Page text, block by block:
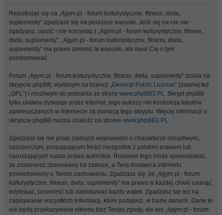
Rejestrując się na „4gym.pl - forum kulturystyczne, fitness, dieta,
suplementy” zgadzasz się na poniższe warunki. Jeśli się na nie nie
zgadzasz, opuść i nie korzystaj z „4gym.pl - forum kulturystyczne, fitness,
dieta, suplementy”. „4gym.pl - forum kulturystyczne, fitness, dieta,
suplementy” ma prawo zmienić te warunki, ale musi Cię o tym
poinformować.
Forum „4gym.pl - forum kulturystyczne, fitness, dieta, suplementy” działa na
skrypcie phpBB, wydanym na licencji „General Public License” (zwanej też
„GPL”) i możliwym do pobrania ze strony www.phpBB3.PL. Skrypt phpBB
tylko ułatwia dyskusje przez Internet, jego autorzy nie kontrolują tekstów
zamieszczanych w Internecie za pomocą tego skryptu. Więcej informacji o
skrypcie phpBB można znaleźć na stronie www.phpBB3.PL.
Zgadzasz się nie pisać żadnych wypowiedzi o charakterze obraźliwym,
oszczerczym, propagującym treści niezgodne z polskim prawem lub
naruszających cudze prawa autorskie. Robienie tego może spowodować,
że zostaniesz zbanowany na zawsze, a Twój dostawca internetu
powiadomiony o Twoim zachowaniu. Zgadzasz się, że „4gym.pl - forum
kulturystyczne, fitness, dieta, suplementy” ma prawo w każdej chwili usunąć,
edytować, przenieść lub zablokować każdy wątek. Zgadzasz się też na
zapisywanie wszystkich informacji, które podajesz, w bazie danych. Dane te
nie będą przekazywane nikomu bez Twojej zgody, ale ani „4gym.pl - forum